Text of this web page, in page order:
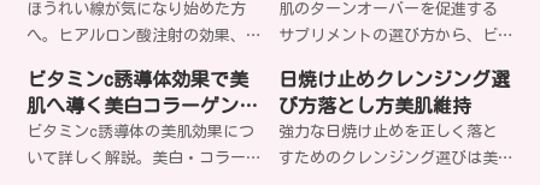
完全ガイド
ほうれい線が気になり始めた方
へ。ヒアルロン酸注射の効果、
解説。自然な仕上がりで年齢を
感じさせない美肌を手に入れま
せんか？
亜鉛の選び方
肌のターンオーバーを促進する
サプリメントの選び方から、ビ
で詳しく解説。美肌を目指す女
性におすすめの栄養素と摂取方
法をご紹介します。どのサプリ
があなたの肌質に最適なのでし
ビタミンc誘導体効果で美
肌へ導く美白コラーゲン促
進毛穴引き締め
ビタミンc誘導体の美肌効果につ
いて詳しく解説。美白・コラー
日焼け止めクレンジング選
び方落とし方美肌維持
強力な日焼け止めを正しく落と
すためのクレンジング選びは美